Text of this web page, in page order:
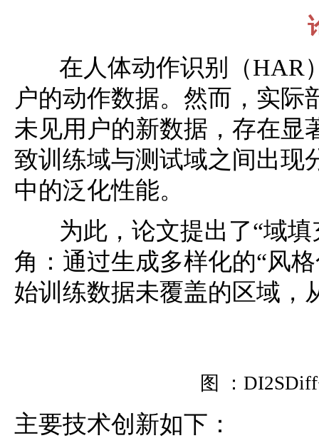
在人体动作识别（HAR
户的动作数据。然而，实际
未见用户的新数据，存在显
致训练域与测试域之间出现
中的泛化性能。
为此，论文提出了“域填
角：通过生成多样化的“风
始训练数据未覆盖的区域，
图 ：
主要技术创新如下：